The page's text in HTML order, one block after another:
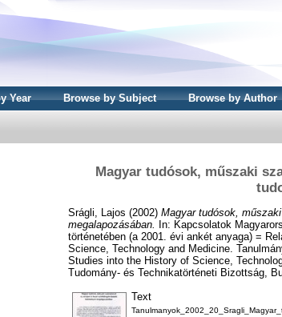
Year Browse by Subject Browse by Author
Magyar tudósok, műszaki
Srágli, Lajos (2002) Magyar tudósok,
megalapozásában. In: Kapcsolatok
történetében (a 2001. évi ankét anyaga) =
Science, Technology and Medicine.
Studies into the History of Science,
Tudomány- és Technikatörténeti Bizottság,
Text